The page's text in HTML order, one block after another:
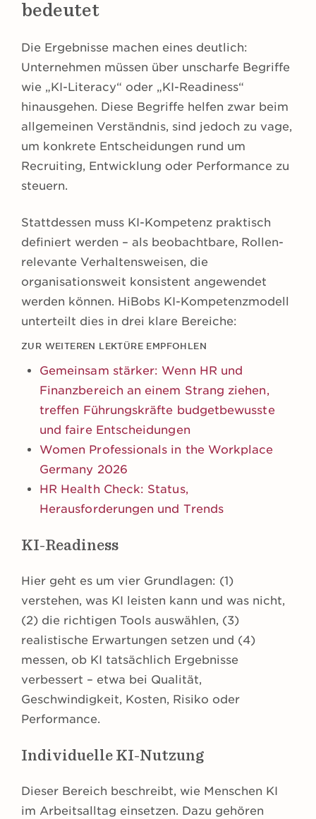
bedeutet
Die Ergebnisse machen eines deutlich:
Unternehmen müssen über unscharfe Begriffe
wie „KI-Literacy“ oder „KI-Readiness“
hinausgehen. Diese Begriffe helfen zwar beim
allgemeinen Verständnis, sind jedoch zu vage,
um konkrete Entscheidungen rund um
Recruiting, Entwicklung oder Performance zu
steuern.
Stattdessen muss KI-Kompetenz praktisch
definiert werden – als beobachtbare, Rollen-
relevante Verhaltensweisen, die
organisationsweit konsistent angewendet
werden können. HiBobs KI-Kompetenzmodell
unterteilt dies in drei klare Bereiche:
ZUR WEITEREN LEKTÜRE EMPFOHLEN
Gemeinsam stärker: Wenn HR und
Finanzbereich an einem Strang ziehen,
treffen Führungskräfte budgetbewusste
und faire Entscheidungen
Women Professionals in the Workplace
Germany 2026
HR Health Check: Status,
Herausforderungen und Trends
KI-Readiness
Hier geht es um vier Grundlagen: (1)
verstehen, was KI leisten kann und was nicht,
(2) die richtigen Tools auswählen, (3)
realistische Erwartungen setzen und (4)
messen, ob KI tatsächlich Ergebnisse
verbessert – etwa bei Qualität,
Geschwindigkeit, Kosten, Risiko oder
Performance.
Individuelle KI-Nutzung
Dieser Bereich beschreibt, wie Menschen KI
im Arbeitsalltag einsetzen. Dazu gehören